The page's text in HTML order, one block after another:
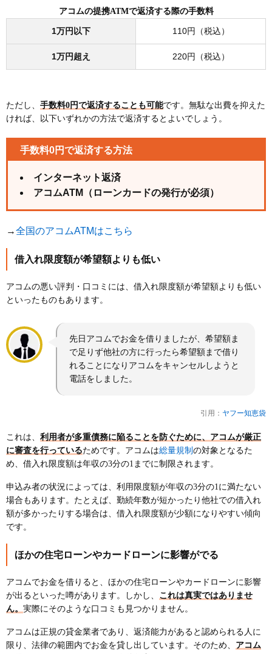
アコムの提携ATMで返済する際の手数料
1万円以下 110円（税込）
1万円超え 220円（税込）
ただし、 手数料0円で返済することも可能です。無駄な出費を抑えた
ければ、以下いずれかの方法で返済するとよいでしょう。
手数料0円で返済する方法
インターネット返済
アコムATM（ローンカードの発行が必須）
→全国のアコムATMはこちら
借入れ限度額が希望額よりも低い
アコムの悪い評判・口コミには、借入れ限度額が希望額よりも低い
といったものもあります。
先日アコムでお金を借りましたが、希望額ま
で足りず他社の方に行ったら希望額まで借り
れることになりアコムをキャンセルしようと
電話をしました。
引用： ヤフー知恵袋
これは、 利用者が多重債務に陥ることを防ぐために、アコムが厳正
に審査を行っているためです。アコムは総量規制 の対象となるた
め、借入れ限度額は年収の3分の1までに制限されます。
申込み者の状況によっては、利用限度額が年収の3分の1に満たない
場合もあります。たとえば、勤続年数が短かったり他社での借入れ
額が多かったりする場合は、借入れ限度額が少額になりやすい傾向
です。
ほかの住宅ローンやカードローンに影響がでる
アコムでお金を借りると、ほかの住宅ローンやカードローンに影響
が出るといった噂があります。しかし、 これは真実ではありませ
ん。 実際にそのような口コミも見つかりません。
アコムは正規の貸金業者であり、返済能力があると認められる人に
限り、法律の範囲内でお金を貸し出しています。そのため、 アコム